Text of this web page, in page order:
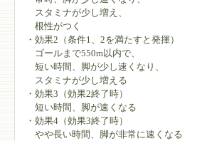
スタミナが少し増え、
根性がつく
・効果2（条件1、2を満たすと発揮）
ゴールまで550m以内で、
短い時間、脚が少し速くなり、
スタミナが少し増える
・効果3（効果2終了時）
短い時間、脚が速くなる
・効果4（効果3終了時）
やや長い時間、脚が非常に速くなる